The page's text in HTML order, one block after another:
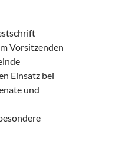
Vorsitzenden
Einsatz bei
und